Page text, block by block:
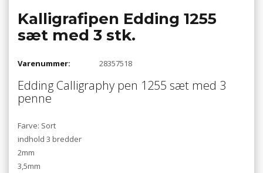
Kalligrafipen Edding 1255
sæt med 3 stk.
Varenummer: 28357518
Edding Calligraphy pen 1255 sæt med 3
penne
Farve: Sort
indhold 3 bredder
2mm
3,5mm